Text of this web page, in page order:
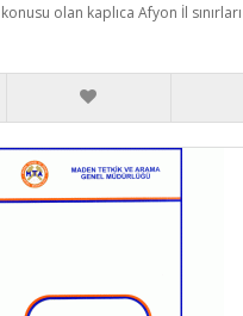
olan kaplıca Afyon İl sınırları